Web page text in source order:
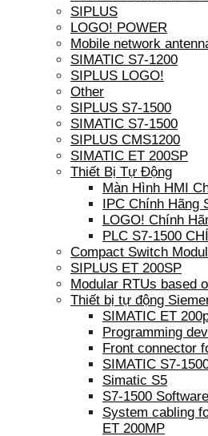
SIPLUS
LOGO! POWER
Mobile network
SIMATIC S7-1200
SIPLUS LOGO!
Other
SIPLUS S7-1500
SIMATIC S7-1500
SIPLUS CMS1200
SIMATIC ET 200SP
Thiết Bị Tự Động
Màn Hình HMI
IPC Chính Hãng
LOGO! Chính
PLC S7-1500
Compact Switch
SIPLUS ET 200SP
Modular RTUs based
Thiết bị tự động
SIMATIC ET
Programming
Front connector
SIMATIC S7-
Simatic S5
S7-1500 Software
System cabling
ET 200MP